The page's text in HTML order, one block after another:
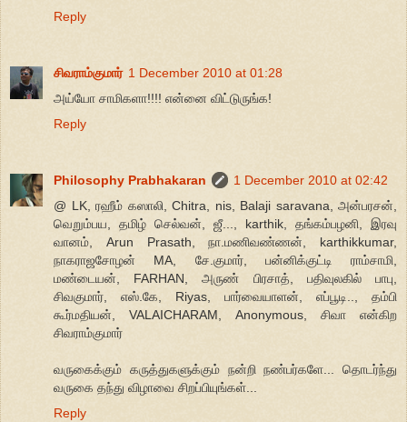
Reply
சிவராம்குமார் 1 December 2010 at 01:28
அய்யோ சாமிகளா!!!! என்னை விட்டுருங்க!
Reply
Philosophy Prabhakaran
1 December 2010 at 02:42
@ LK, ரஹீம் கஸாலி, Chitra, nis, Balaji saravana, அன்பரசன்,
வெறும்பய, தமிழ் செல்வன், ஜீ..., karthik, தங்கம்பழனி, இரவு
வானம், Arun Prasath, நா.மணிவண்ணன், karthikkumar,
நாகராஜசோழன் MA, சே.குமார், பன்னிக்குட்டி ராம்சாமி,
மண்டையன், FARHAN, அருண் பிரசாத், பதிவுலகில் பாபு,
சிவகுமார், எஸ்.கே, Riyas, பார்வையாளன், எப்பூடி.., தம்பி
கூர்மதியன், VALAICHARAM, Anonymous, சிவா என்கிற
சிவராம்குமார்
வருகைக்கும் கருத்துகளுக்கும் நன்றி நண்பர்களே... தொடர்ந்து
வருகை தந்து விழாவை சிறப்பியுங்கள்...
Reply